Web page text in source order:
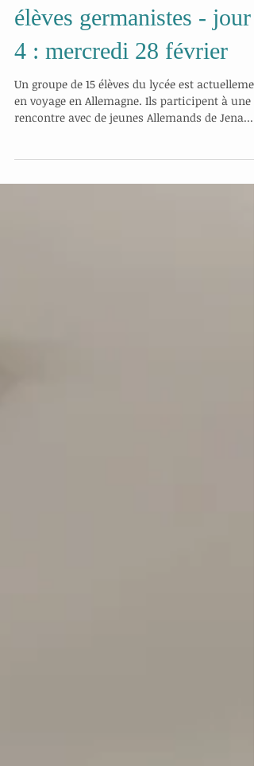
Voyage à Weimar des
élèves germanistes - jour
4 : mercredi 28 février
Un groupe de 15 élèves du lycée est
rencontre avec de jeunes Allemands de Jena...